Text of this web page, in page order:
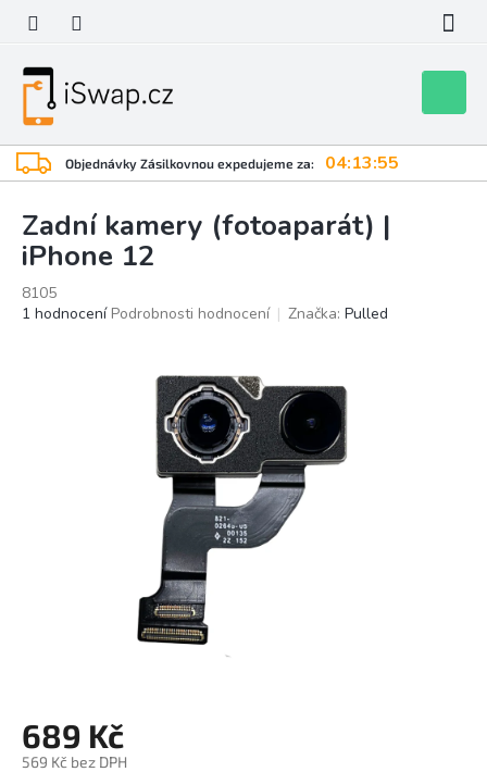
obsah
Objednávky Zásilkovnou expedujeme za: 04:13:54
košík
Zadní kamery (fotoaparát) |
iPhone 12
8105
Průměrné
1 hodnocení Podrobnosti hodnocení Značka: Pulled
689 Kč
569 Kč bez DPH